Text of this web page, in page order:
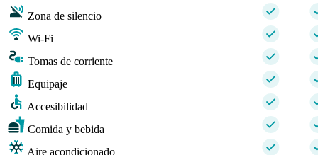
Zona de silencio
Wi-Fi
Tomas de corriente
Equipaje
Accesibilidad
Comida y bebida
Aire acondicionado